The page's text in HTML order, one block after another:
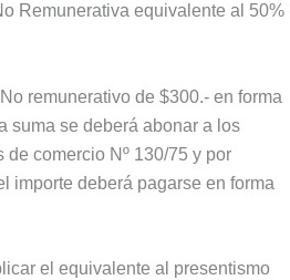
Remunerativa equivalente al 50%
remunerativo de $300.- en forma
suma se deberá abonar a los
comercio Nº 130/75 y por
importe deberá pagarse en forma
el equivalente al presentismo